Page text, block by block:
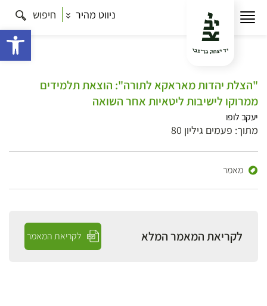
ניווט מהיר חיפוש
"הצלת יהדות מאראקא לתורה": הוצאת תלמידים
ממרוקו לישיבות ליטאיות אחר השואה
יעקב לופו
מתוך: פעמים גיליון 80
מאמר
לקריאת המאמר המלא לקריאת המאמר